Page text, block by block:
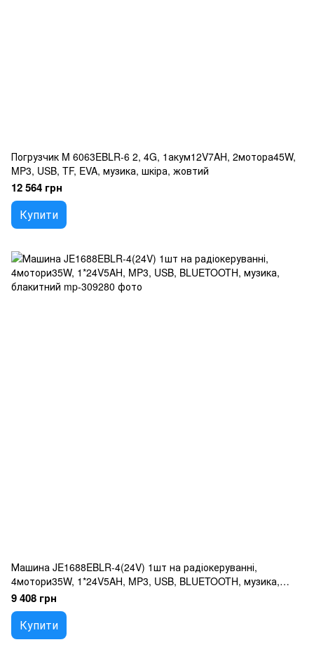
Погрузчик M 6063EBLR-6 2, 4G, 1акум12V7AH, 2мотора45W,
MP3, USB, TF, EVA, музика, шкіра, жовтий
12 564 грн
Купити
Машина JE1688EBLR-4(24V) 1шт на радіокеруванні,
4мотори35W, 1*24V5AH, MP3, USB, BLUETOOTH, музика,
блакитний
9 408 грн
Купити